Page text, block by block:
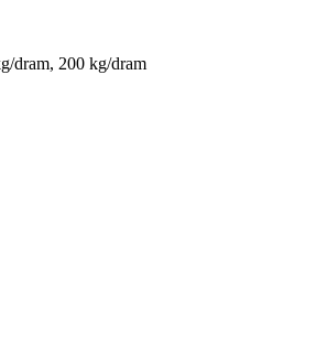
dram, 200 kg/dram